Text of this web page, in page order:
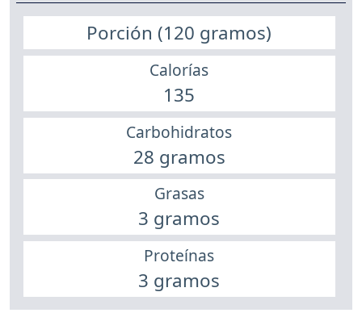
Porción (120 gramos)
Calorías
135
Carbohidratos
28 gramos
Grasas
3 gramos
Proteínas
3 gramos